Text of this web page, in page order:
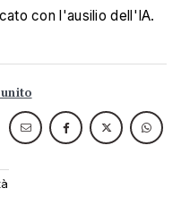
con l'ausilio dell'IA.